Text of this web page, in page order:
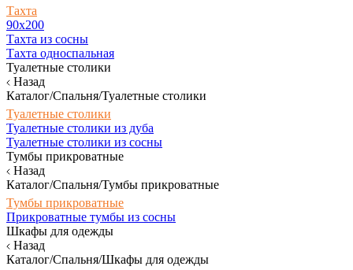
Тахта
90х200
Тахта из сосны
Тахта односпальная
Туалетные столики
Назад
Каталог/Спальня/Туалетные столики
Туалетные столики
Туалетные столики из дуба
Туалетные столики из сосны
Тумбы прикроватные
Назад
Каталог/Спальня/Тумбы прикроватные
Тумбы прикроватные
Прикроватные тумбы из сосны
Шкафы для одежды
Назад
Каталог/Спальня/Шкафы для одежды